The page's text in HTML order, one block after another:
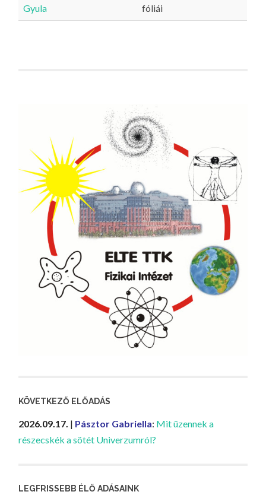
Gyula
fóliái
KÖVETKEZŐ ELŐADÁS
2026.09.17. | Pásztor Gabriella: Mit üzennek a
részecskék a sötét Univerzumról?
LEGFRISSEBB ÉLŐ ADÁSAINK